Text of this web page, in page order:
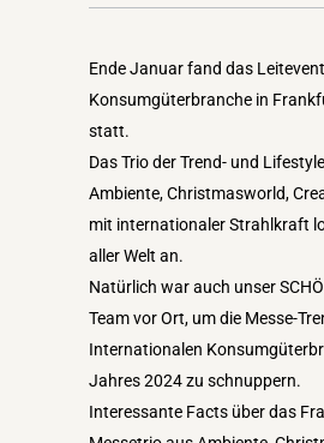
Ende Januar fand das
Konsumgüterbranche in
statt.
Das Trio der Trend- und
Ambiente, Christmasworld,
mit internationaler Strahlkraft
aller Welt an.
Natürlich war auch unser
Team vor Ort, um die Messe-
Internationalen
Jahres 2024 zu schnuppern.
Interessante Facts über das